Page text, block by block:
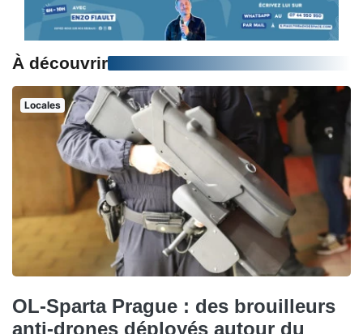
À découvrir
Locales
OL-Sparta Prague : des brouilleurs
anti-drones déployés autour du